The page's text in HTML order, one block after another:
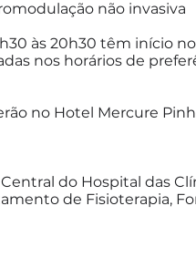
não invasiva
às 20h30 têm início
nos horários de
no Hotel Mercure
do Hospital das
de Fisioterapia,